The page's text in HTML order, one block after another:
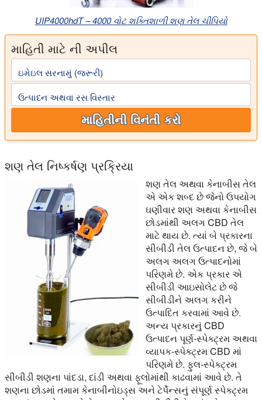
UIP4000hdT – 4000 વોટ શક્તિશાળી શણ તેલ ચીપિયો
માહિતી માટે ની અપીલ
ઇમેઇલ સરનામું (જરૂરી)
ઉત્પાદન અથવા રસ વિસ્તાર
માહિતીની વિનંતી કરો
શણ તેલ નિષ્કર્ષણ પ્રક્રિયા
શણ તેલ અથવા કેનાબીસ તેલ
એ એક શબ્દ છે જેનો ઉપયોગ
ઘણીવાર શણ અથવા કેનાબીસ
છોડમાંથી અલગ CBD તેલ
માટે થાય છે. ત્યાં બે પ્રકારના
સીબીડી તેલ ઉત્પાદન છે, જે બે
અલગ અલગ ઉત્પાદનોમાં
પરિણમે છે. એક પ્રકાર એ
સીબીડી આઇસોલેટ છે જે
સીબીડીને અલગ કરીને
ઉત્પાદિત કરવામાં આવે છે.
અન્ય પ્રકારનું CBD
ઉત્પાદન પૂર્ણ-સ્પેક્ટ્રમ અથવા
વ્યાપક-સ્પેક્ટ્રમ CBD માં
પરિણમે છે. ફુલ-સ્પેક્ટ્રમ
સીબીડી શણના પાંદડા, દાંડી અથવા ફૂલોમાંથી કાઢવામાં આવે છે. તે
શણના છોડમાં તમામ કેનાબીનોઇડ્સ અને ટેર્પેન્સનું સંપૂર્ણ સ્પેક્ટ્રમ